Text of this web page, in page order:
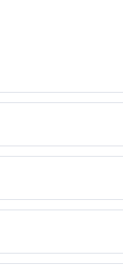
zmywa i utrzymuje na
ust, jak nigdy
Dimethicone
Stearoyl Glutamate,
Calcium Aluminum
Ci 77891 / Titanium